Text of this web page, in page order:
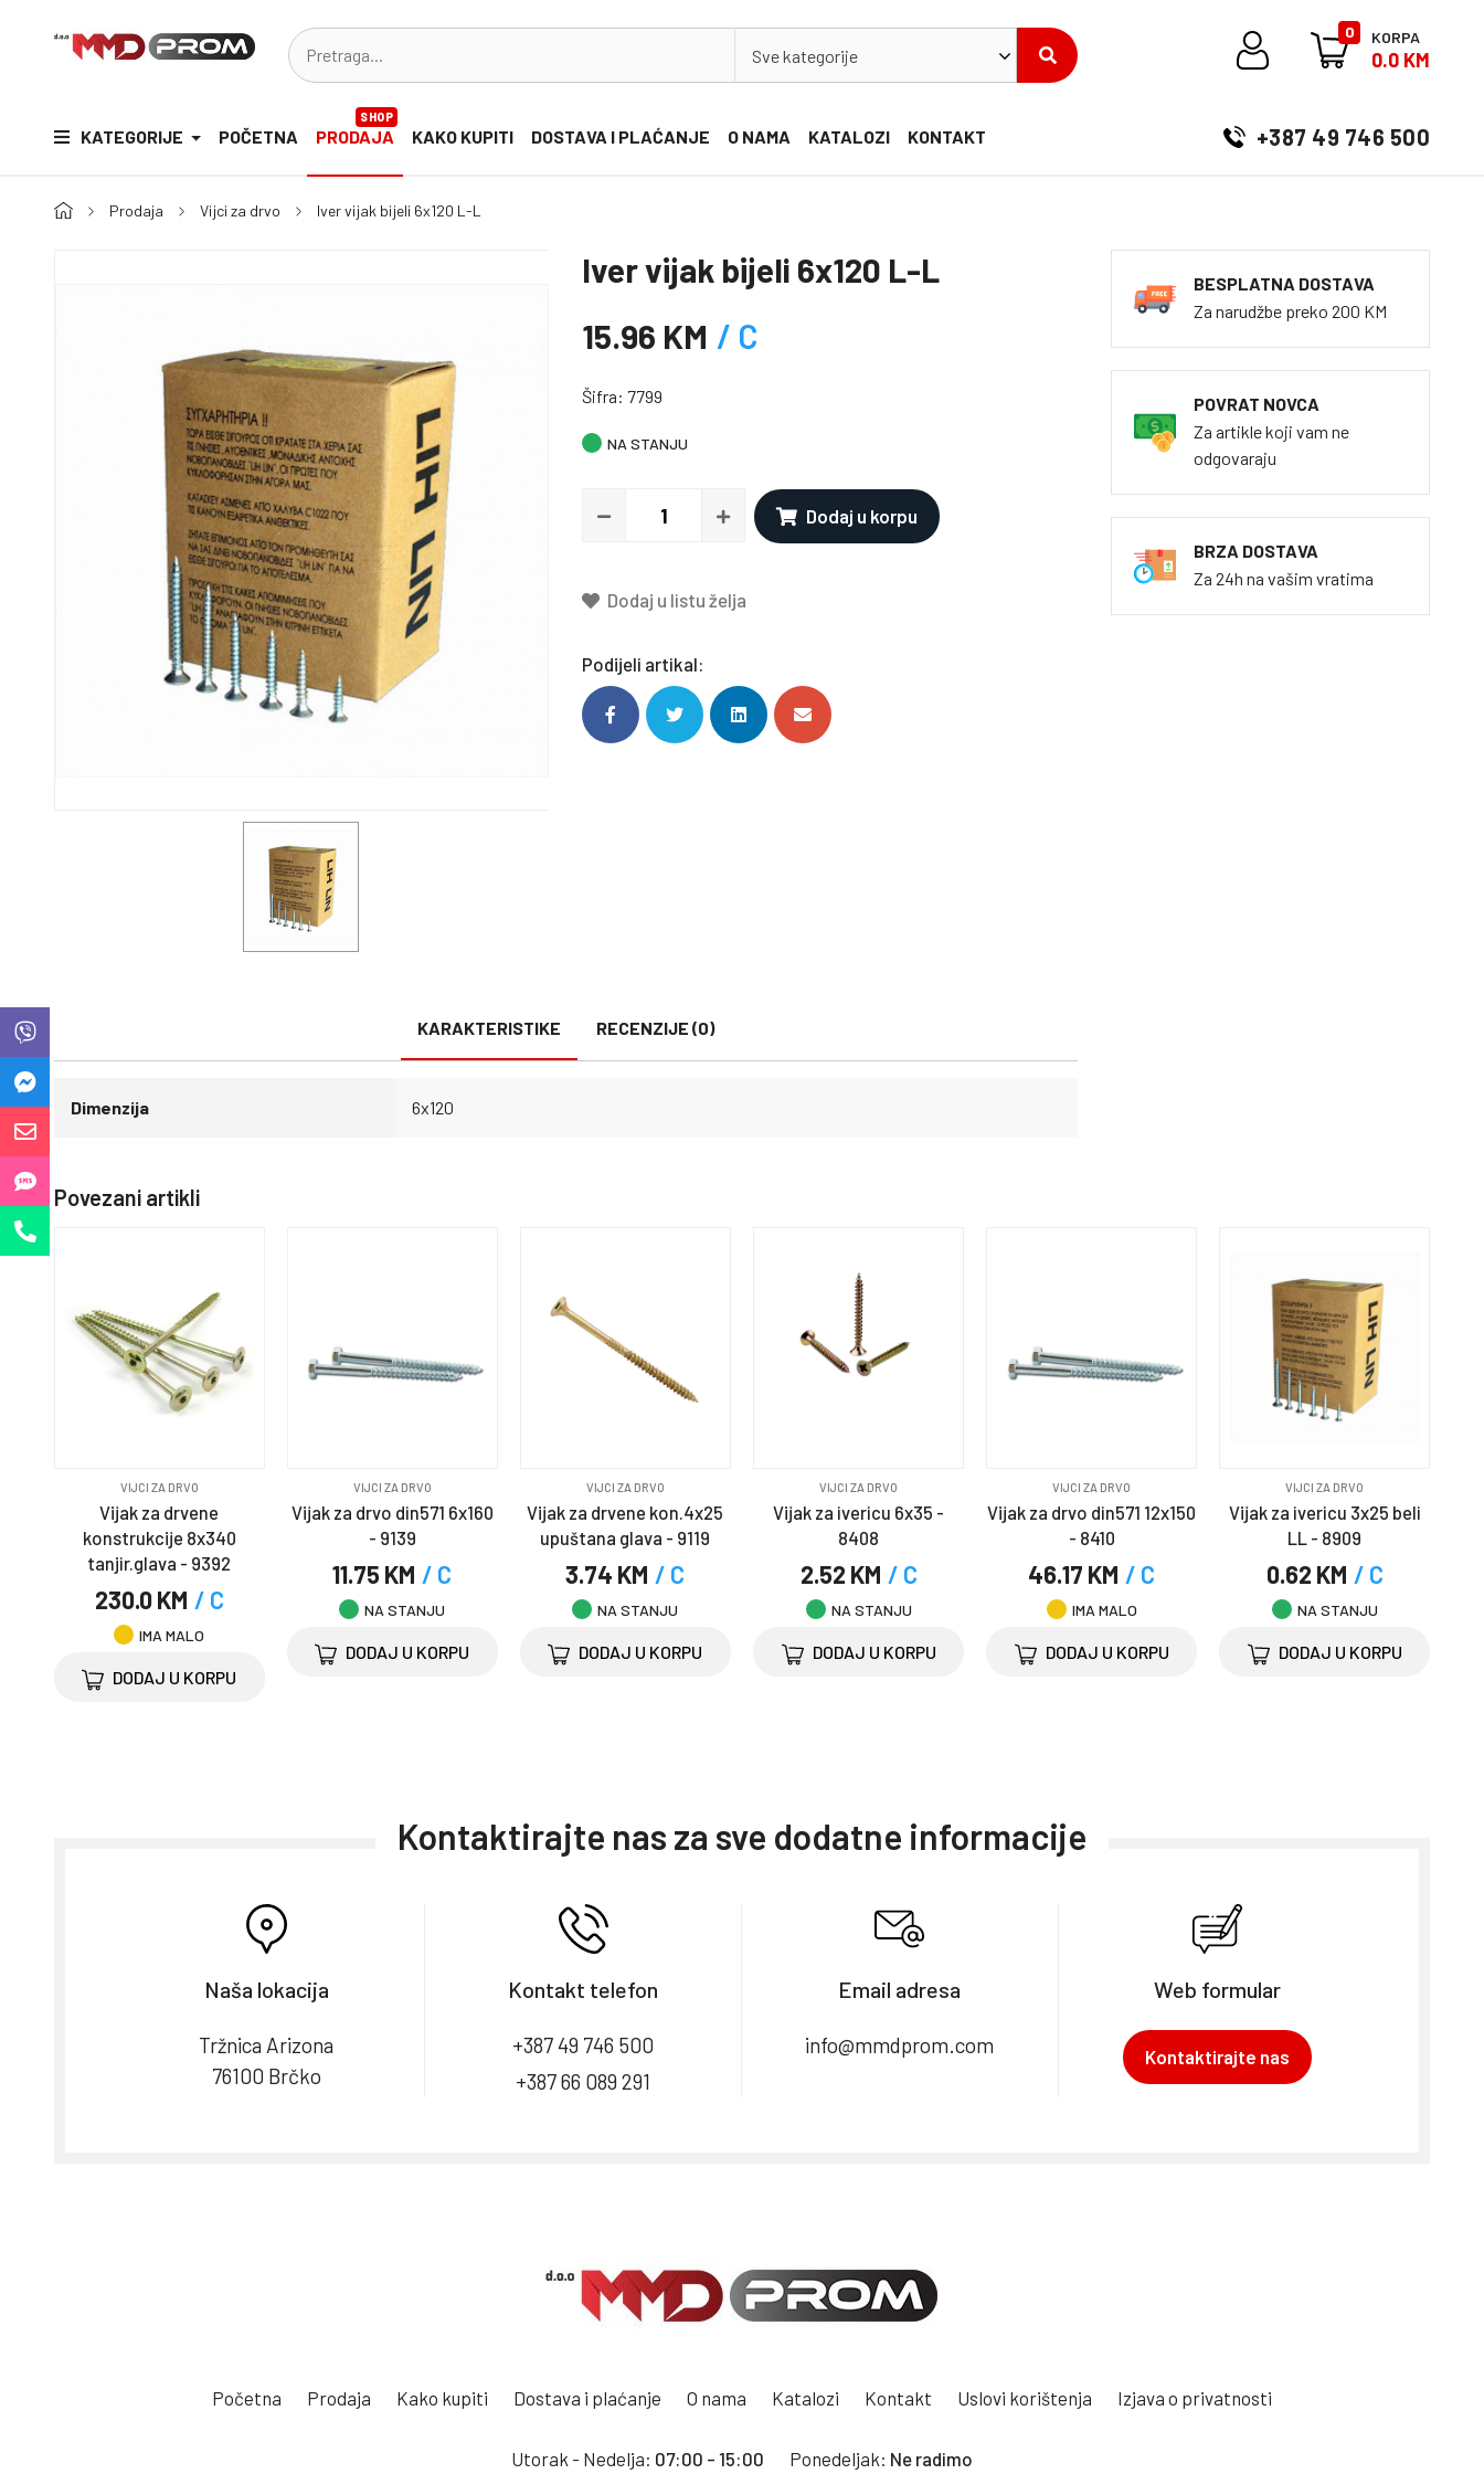
Sve kategorije
0 KORPA
0.0 KM
KATEGORIJE POČETNA PRODAJA
SHOP
KAKO KUPITI DOSTAVA I PLAĆANJE O NAMA KATALOZI KONTAKT +387 49 746 500
Prodaja Vijci za drvo Iver vijak bijeli 6x120 L-L
Iver vijak bijeli 6x120 L-L
15.96 KM / C
Šifra: 7799
NA STANJU
Dodaj u korpu
Dodaj u listu želja
Podijeli artikal:
KARAKTERISTIKE RECENZIJE (0)
Dimenzija 6x120
BESPLATNA DOSTAVA
Za narudžbe preko 200 KM
POVRAT NOVCA
Za artikle koji vam ne
odgovaraju
BRZA DOSTAVA
Za 24h na vašim vratima
Povezani artikli
VIJCI ZA DRVO
Vijak za drvene
konstrukcije 8x340
tanjir.glava - 9392
230.0 KM / C
IMA MALO
DODAJ U KORPU
VIJCI ZA DRVO
Vijak za drvo din571 6x160
- 9139
11.75 KM / C
NA STANJU
DODAJ U KORPU
VIJCI ZA DRVO
Vijak za drvene kon.4x25
upuštana glava - 9119
3.74 KM / C
NA STANJU
DODAJ U KORPU
VIJCI ZA DRVO
Vijak za ivericu 6x35 -
8408
2.52 KM / C
NA STANJU
DODAJ U KORPU
VIJCI ZA DRVO
Vijak za drvo din571 12x150
- 8410
46.17 KM / C
IMA MALO
DODAJ U KORPU
VIJCI ZA DRVO
Vijak za ivericu 3x25 beli
LL - 8909
0.62 KM / C
NA STANJU
DODAJ U KORPU
Kontaktirajte nas za sve dodatne informacije
Naša lokacija
Tržnica Arizona
76100 Brčko
Kontakt telefon
+387 49 746 500
+387 66 089 291
Email adresa
info@mmdprom.com
Web formular
Kontaktirajte nas
Početna Prodaja Kako kupiti Dostava i plaćanje O nama Katalozi Kontakt Uslovi korištenja Izjava o privatnosti
Utorak - Nedelja: 07:00 - 15:00 Ponedeljak: Ne radimo